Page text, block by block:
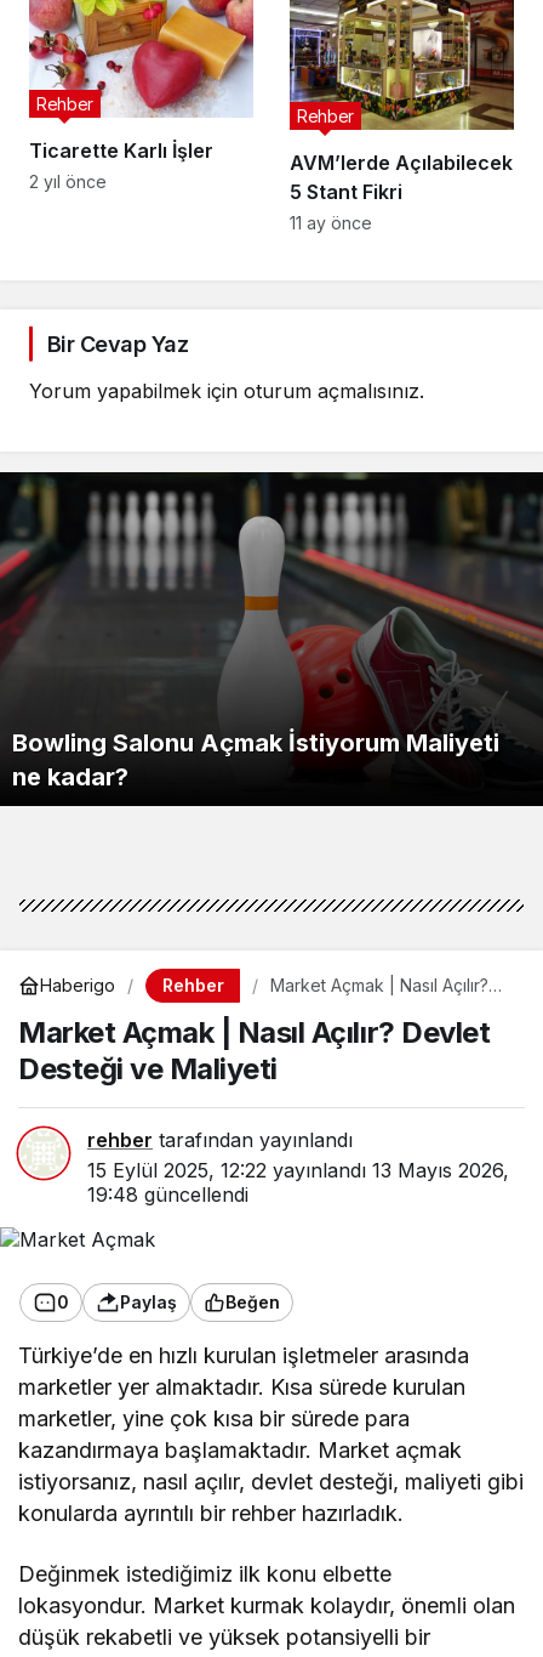
Ticarette Karlı İşler
Rehber
2 yıl önce
AVM’lerde Açılabilecek
5 Stant Fikri
Rehber
11 ay önce
Bir Cevap Yaz
Yorum yapabilmek için oturum açmalısınız.
Bowling Salonu Açmak İstiyorum Maliyeti
ne kadar?
Haberigo Rehber
Market Açmak | Nasıl Açılır?
Market Açmak | Nasıl Açılır? Devlet
Desteği ve Maliyeti
rehber tarafından yayınlandı
15 Eylül 2025, 12:22 yayınlandı 13 Mayıs 2026,
19:48 güncellendi
0 Paylaş Beğen
Türkiye’de en hızlı kurulan işletmeler arasında
marketler yer almaktadır. Kısa sürede kurulan
marketler, yine çok kısa bir sürede para
kazandırmaya başlamaktadır. Market açmak
istiyorsanız, nasıl açılır, devlet desteği, maliyeti gibi
konularda ayrıntılı bir rehber hazırladık.
Değinmek istediğimiz ilk konu elbette
lokasyondur. Market kurmak kolaydır, önemli olan
düşük rekabetli ve yüksek potansiyelli bir